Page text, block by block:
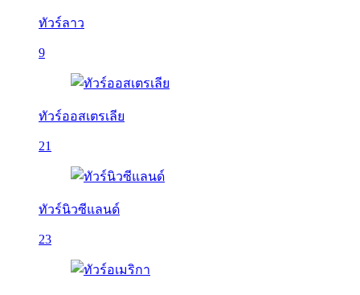
ทัวร์ลาว
9
ทัวร์ออสเตรเลีย
21
ทัวร์นิวซีแลนด์
23